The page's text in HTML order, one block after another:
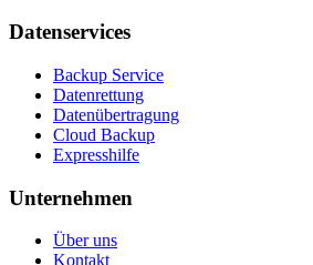
Datenservices
Backup Service
Datenrettung
Datenübertragung
Cloud Backup
Expresshilfe
Unternehmen
Über uns
Kontakt